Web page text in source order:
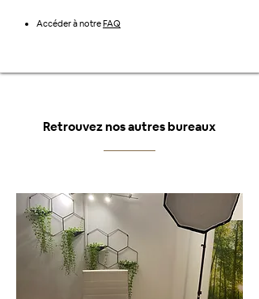
Accéder à notreFAQ
Retrouvez nos autres bureaux